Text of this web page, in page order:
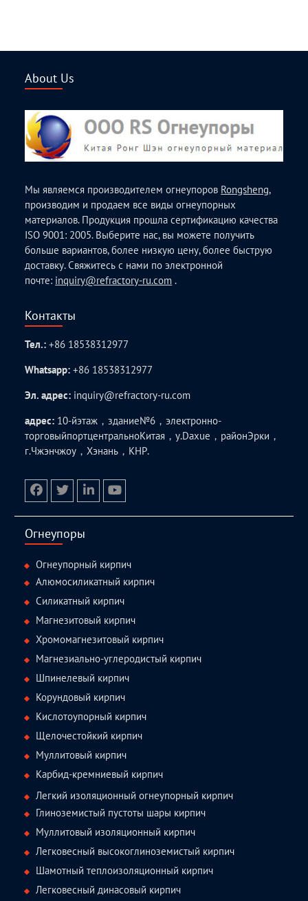
About Us
Мы являемся производителем огнеупоров Rongsheng,
производим и продаем все виды огнеупорных
материалов. Продукция прошла сертификацию качества
ISO 9001: 2005. Выберите нас, вы можете получить
больше вариантов, более низкую цену, более быструю
доставку. Свяжитесь с нами по электронной
почте: inquiry@refractory-ru.com .
Контакты
Тел.:+86 18538312977
Whatsapp:+86 18538312977
Эл. адрес: inquiry@refractory-ru.com
адрес: 10-йэтаж，здание№6，электронно-
торговыйпортцентральноКитая，у.Daxue，районЭрки，
г.Чжэнчжоу，Хэнань，КНР.
Огнеупоры
Огнеупорный кирпич
Алюмосиликатный кирпич
Силикатный кирпич
Магнезитовый кирпич
Хромомагнезитовый кирпич
Магнезиально-углеродистый кирпич
Шпинелевый кирпич
Корундовый кирпич
Кислотоупорный кирпич
Щелочестойкий кирпич
Муллитовый кирпич
Карбид-кремниевый кирпич
Легкий изоляционный огнеупорный кирпич
Глиноземистый пустоты шары кирпич
Муллитовый изоляционный кирпич
Легковесный высокоглиноземистый кирпич
Шамотный теплоизоляционный кирпич
Легковесный динасовый кирпич